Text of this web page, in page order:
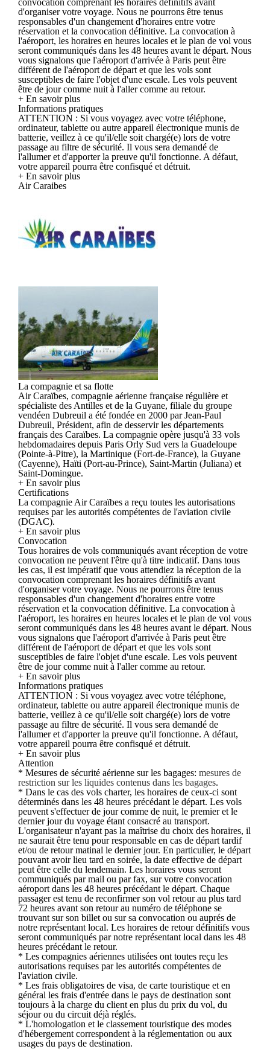
d'organiser votre voyage. Nous ne pourrons être tenus
responsables d'un changement d'horaires entre votre
réservation et la convocation définitive. La convocation à
l'aéroport, les horaires en heures locales et le plan de vol vous
seront communiqués dans les 48 heures avant le départ. Nous
vous signalons que l'aéroport d'arrivée à Paris peut être
différent de l'aéroport de départ et que les vols sont
susceptibles de faire l'objet d'une escale. Les vols peuvent
être de jour comme nuit à l'aller comme au retour.
+ En savoir plus
Informations pratiques
ATTENTION : Si vous voyagez avec votre téléphone,
ordinateur, tablette ou autre appareil électronique munis de
batterie, veillez à ce qu'il/elle soit chargé(e) lors de votre
passage au filtre de sécurité. Il vous sera demandé de
l'allumer et d'apporter la preuve qu'il fonctionne. A défaut,
votre appareil pourra être confisqué et détruit.
+ En savoir plus
Air Caraibes
La compagnie et sa flotte
Air Caraïbes, compagnie aérienne française régulière et
spécialiste des Antilles et de la Guyane, filiale du groupe
vendéen Dubreuil a été fondée en 2000 par Jean-Paul
Dubreuil, Président, afin de desservir les départements
français des Caraïbes. La compagnie opère jusqu'à 33 vols
hebdomadaires depuis Paris Orly Sud vers la Guadeloupe
(Pointe-à-Pitre), la Martinique (Fort-de-France), la Guyane
(Cayenne), Haïti (Port-au-Prince), Saint-Martin (Juliana) et
Saint-Domingue.
+ En savoir plus
Certifications
La compagnie Air Caraïbes a reçu toutes les autorisations
requises par les autorités compétentes de l'aviation civile
(DGAC).
+ En savoir plus
Convocation
Tous horaires de vols communiqués avant réception de votre
convocation ne peuvent l'être qu'à titre indicatif. Dans tous
les cas, il est impératif que vous attendiez la réception de la
convocation comprenant les horaires définitifs avant
d'organiser votre voyage. Nous ne pourrons être tenus
responsables d'un changement d'horaires entre votre
réservation et la convocation définitive. La convocation à
l'aéroport, les horaires en heures locales et le plan de vol vous
seront communiqués dans les 48 heures avant le départ. Nous
vous signalons que l'aéroport d'arrivée à Paris peut être
différent de l'aéroport de départ et que les vols sont
susceptibles de faire l'objet d'une escale. Les vols peuvent
être de jour comme nuit à l'aller comme au retour.
+ En savoir plus
Informations pratiques
ATTENTION : Si vous voyagez avec votre téléphone,
ordinateur, tablette ou autre appareil électronique munis de
batterie, veillez à ce qu'il/elle soit chargé(e) lors de votre
passage au filtre de sécurité. Il vous sera demandé de
l'allumer et d'apporter la preuve qu'il fonctionne. A défaut,
votre appareil pourra être confisqué et détruit.
+ En savoir plus
Attention
* Mesures de sécurité aérienne sur les bagages: mesures de
restriction sur les liquides contenus dans les bagages.
* Dans le cas des vols charter, les horaires de ceux-ci sont
déterminés dans les 48 heures précédant le départ. Les vols
peuvent s'effectuer de jour comme de nuit, le premier et le
dernier jour du voyage étant consacré au transport.
L'organisateur n'ayant pas la maîtrise du choix des horaires, il
ne saurait être tenu pour responsable en cas de départ tardif
et/ou de retour matinal le dernier jour. En particulier, le départ
pouvant avoir lieu tard en soirée, la date effective de départ
peut être celle du lendemain. Les horaires vous seront
communiqués par mail ou par fax, sur votre convocation
aéroport dans les 48 heures précédant le départ. Chaque
passager est tenu de reconfirmer son vol retour au plus tard
72 heures avant son retour au numéro de téléphone se
trouvant sur son billet ou sur sa convocation ou auprés de
notre représentant local. Les horaires de retour définitifs vous
seront communiqués par notre représentant local dans les 48
heures précédant le retour.
* Les compagnies aériennes utilisées ont toutes reçu les
autorisations requises par les autorités compétentes de
l'aviation civile.
* Les frais obligatoires de visa, de carte touristique et en
général les frais d'entrée dans le pays de destination sont
toujours à la charge du client en plus du prix du vol, du
séjour ou du circuit déjà réglés.
* L'homologation et le classement touristique des modes
d'hébergement correspondent à la réglementation ou aux
usages du pays de destination.